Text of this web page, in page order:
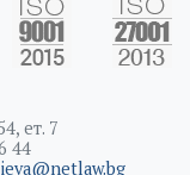
ет. 7
44